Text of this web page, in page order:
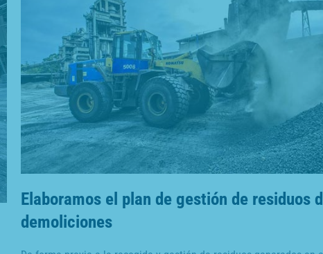
Elaboramos el plan de gestión de residuos
demoliciones